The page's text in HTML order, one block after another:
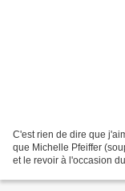
C'est rien de dire que
que Michelle Pfeiffer
et le revoir à l'occasion